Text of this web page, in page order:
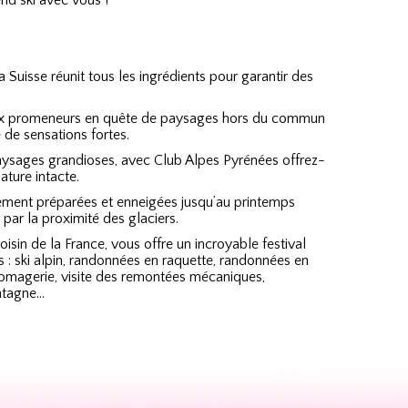
Suisse réunit tous les ingrédients pour garantir des
promeneurs en quête de paysages hors du commun
de sensations fortes.
grandioses, avec Club Alpes Pyrénées offrez-
intacte.
préparées et enneigées jusqu’au printemps
la proximité des glaciers.
de la France, vous offre un incroyable festival
ski alpin, randonnées en raquette, randonnées en
visite des remontées mécaniques,